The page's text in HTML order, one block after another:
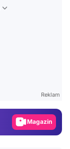
Reklam
Magazin